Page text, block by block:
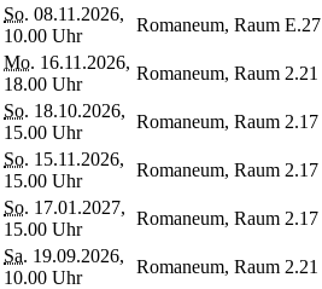
So. 08.11.2026,
10.00 Uhr
Romaneum, Raum E.27
Mo. 16.11.2026,
18.00 Uhr
Romaneum, Raum 2.21
So. 18.10.2026,
15.00 Uhr
Romaneum, Raum 2.17
So. 15.11.2026,
15.00 Uhr
Romaneum, Raum 2.17
So. 17.01.2027,
15.00 Uhr
Romaneum, Raum 2.17
Sa. 19.09.2026,
10.00 Uhr
Romaneum, Raum 2.21